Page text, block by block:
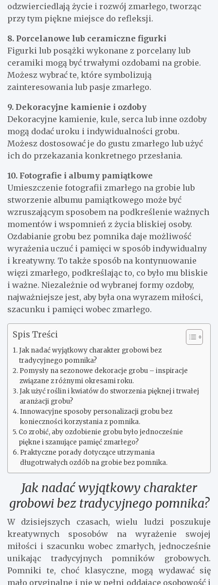
odzwierciedlają życie i rozwój zmarłego, tworząc
przy tym piękne miejsce do refleksji.
8. Porcelanowe lub ceramiczne figurki
Figurki lub posążki wykonane z porcelany lub
ceramiki mogą być trwałymi ozdobami na grobie.
Możesz wybrać te, które symbolizują
zainteresowania lub pasje zmarłego.
9. Dekoracyjne kamienie i ozdoby
Dekoracyjne kamienie, kule, serca lub inne ozdoby
mogą dodać uroku i indywidualności grobu.
Możesz dostosować je do gustu zmarłego lub użyć
ich do przekazania konkretnego przesłania.
10. Fotografie i albumy pamiątkowe
Umieszczenie fotografii zmarłego na grobie lub
stworzenie albumu pamiątkowego może być
wzruszającym sposobem na podkreślenie ważnych
momentów i wspomnień z życia bliskiej osoby.
Ozdabianie grobu bez pomnika daje możliwość
wyrażenia uczuć i pamięci w sposób indywidualny
i kreatywny. To także sposób na kontynuowanie
więzi zmarłego, podkreślając to, co było mu bliskie
i ważne. Niezależnie od wybranej formy ozdoby,
najważniejsze jest, aby była ona wyrazem miłości,
szacunku i pamięci wobec zmarłego.
Spis Treści
Jak nadać wyjątkowy charakter grobowi bez
tradycyjnego pomnika?
Pomysły na sezonowe dekoracje grobu – inspiracje
związane z różnymi okresami roku.
Jak użyć roślin i kwiatów do stworzenia pięknej i trwałej
aranżacji grobu?
Innowacyjne sposoby personalizacji grobu bez
konieczności korzystania z pomnika.
Co zrobić, aby ozdobienie grobu było jednocześnie
piękne i szanujące pamięć zmarłego?
Praktyczne porady dotyczące utrzymania
długotrwałych ozdób na grobie bez pomnika.
Jak nadać wyjątkowy charakter
grobowi bez tradycyjnego pomnika?
W dzisiejszych czasach, wielu ludzi poszukuje
kreatywnych sposobów na wyrażenie swojej
miłości i szacunku wobec zmarłych, jednocześnie
unikając tradycyjnych pomników grobowych.
Pomniki te, choć klasyczne, mogą wydawać się
mało oryginalne i nie w pełni oddające osobowość i